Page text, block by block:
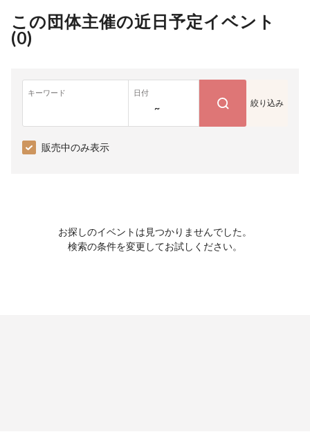
この団体主催の近日予定イベント
(0)
キーワード 日付
~ 絞り込み
販売中のみ表示
お探しのイベントは見つかりませんでした。
検索の条件を変更してお試しください。